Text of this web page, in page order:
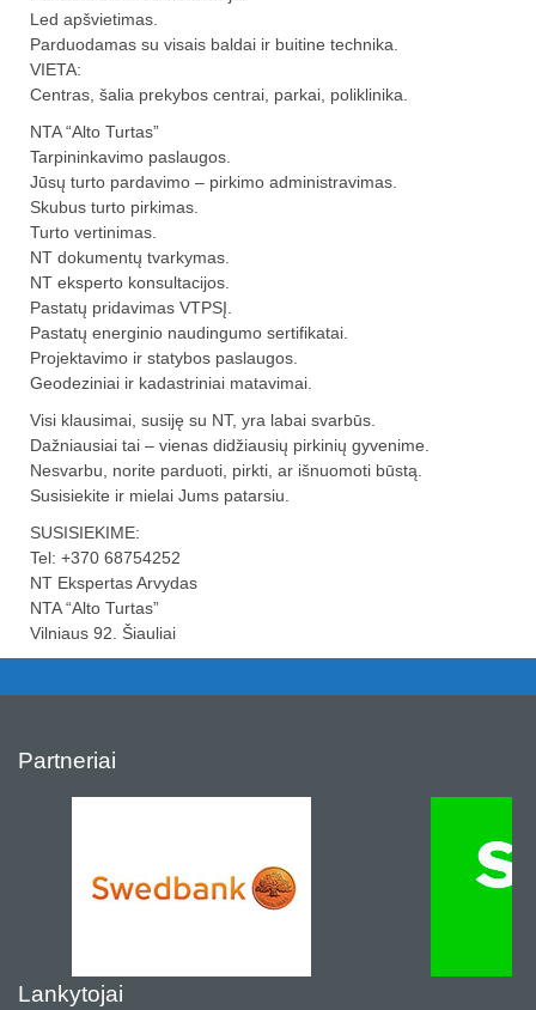
Led apšvietimas.
Parduodamas su visais baldai ir buitine technika.
VIETA:
Centras, šalia prekybos centrai, parkai, poliklinika.
NTA “Alto Turtas”
Tarpininkavimo paslaugos.
Jūsų turto pardavimo – pirkimo administravimas.
Skubus turto pirkimas.
Turto vertinimas.
NT dokumentų tvarkymas.
NT eksperto konsultacijos.
Pastatų pridavimas VTPSĮ.
Pastatų energinio naudingumo sertifikatai.
Projektavimo ir statybos paslaugos.
Geodeziniai ir kadastriniai matavimai.
Visi klausimai, susiję su NT, yra labai svarbūs.
Dažniausiai tai – vienas didžiausių pirkinių gyvenime.
Nesvarbu, norite parduoti, pirkti, ar išnuomoti būstą.
Susisiekite ir mielai Jums patarsiu.
SUSISIEKIME:
Tel: +370 68754252
NT Ekspertas Arvydas
NTA “Alto Turtas”
Vilniaus 92. Šiauliai
Partneriai
Lankytojai